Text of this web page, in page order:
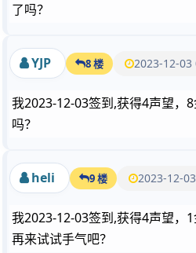
了吗？
YJP 8 楼 2023-12-03
我2023-12-03签到,获得4声望，
吗？
heli 9 楼 2023-12-
我2023-12-03签到,获得4声望，
再来试试手气吧？